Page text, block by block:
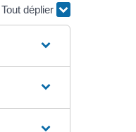
Tout déplier